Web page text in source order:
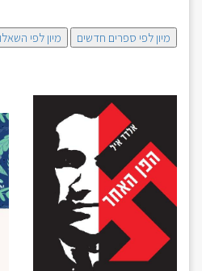
מיון לפי ספרים חדשים מיון לפי